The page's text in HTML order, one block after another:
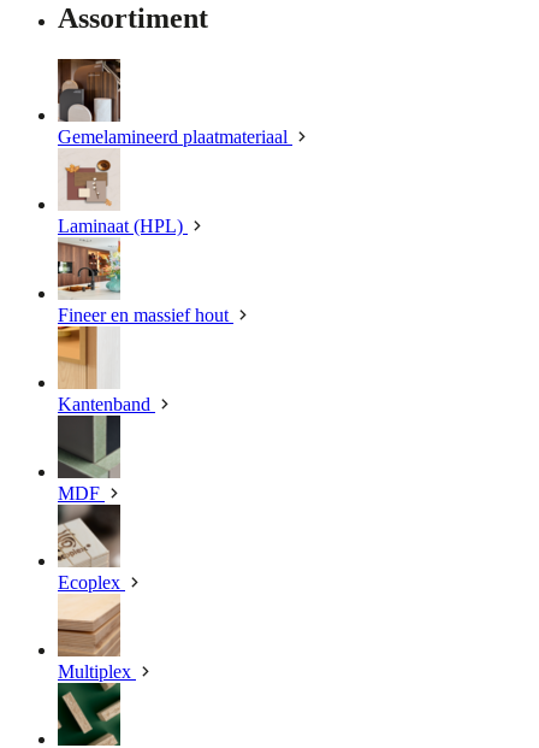
Assortiment
Gemelamineerd plaatmateriaal
Laminaat (HPL)
Fineer en massief hout
Kantenband
MDF
Ecoplex
Multiplex